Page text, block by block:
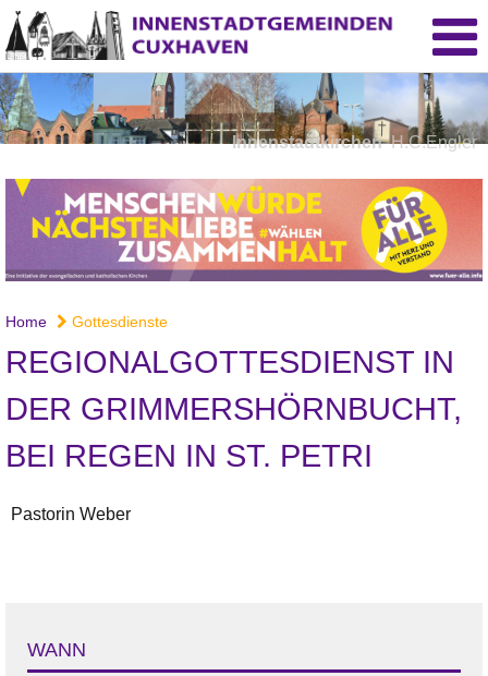
InnenstadtkirchenH.C.Engler
Home Gottesdienste
REGIONALGOTTESDIENST IN
DER GRIMMERSHÖRNBUCHT,
BEI REGEN IN ST. PETRI
Pastorin Weber
WANN